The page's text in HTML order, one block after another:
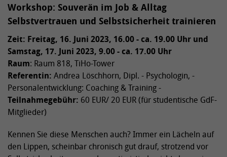
Workshop: Souverän im Job & Alltag
Selbstvertrauen und Selbstsicherheit trainieren
Zeit: Freitag, 16. Juni 2023, 16.00 - ca. 19.00 Uhr und
Samstag, 17. Juni 2023, 9.00 - ca. 17.00 Uhr
Raum: Raum 818, TiHo-Tower
Referentin: Andrea Löschhorn, Dipl. - Psychologin, -
Personalentwicklung: Coaching & Training -
Teilnahmegebühr: 60 EUR/ 20 EUR (für studentische GdF-
Mitglieder)
Kennen Sie diese Menschen auch? Immer ein Lächeln auf
den Lippen, scheinbar chronisch gut drauf, strotzend vor